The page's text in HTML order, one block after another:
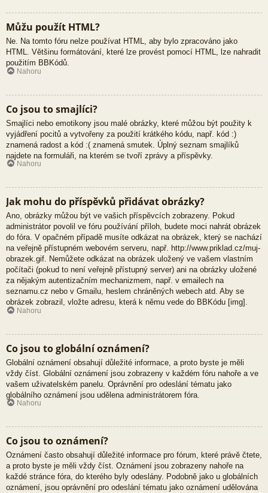
Můžu použít HTML?
Ne. Na tomto fóru nelze používat HTML, aby bylo zpracováno jako
HTML. Většinu formátování, které lze provést pomocí HTML, lze nahradit
použitím BBKódů.
Nahoru
Co jsou to smajlíci?
Smajlíci nebo emotikony jsou malé obrázky, které můžou být použity k
vyjádření pocitů a vytvořeny za použití krátkého kódu, např. kód :)
znamená radost a kód :( znamená smutek. Úplný seznam smajlíků
najdete na formuláři, na kterém se tvoří zprávy a příspěvky.
Nahoru
Jak mohu do příspěvků přidávat obrázky?
Ano, obrázky můžou být ve vašich příspěvcích zobrazeny. Pokud
administrátor povolil ve fóru používání příloh, budete moci nahrát obrázek
do fóra. V opačném případě musíte odkázat na obrázek, který se nachází
na veřejně přístupném webovém serveru, např. http://www.priklad.cz/muj-
obrazek.gif. Nemůžete odkázat na obrázek uložený ve vašem vlastním
počítači (pokud to není veřejně přístupný server) ani na obrázky uložené
za nějakým autentizačním mechanizmem, např. v emailech na
seznamu.cz nebo v Gmailu, heslem chráněných webech atd. Aby se
obrázek zobrazil, vložte adresu, která k němu vede do BBKódu [img].
Nahoru
Co jsou to globální oznámení?
Globální oznámení obsahují důležité informace, a proto byste je měli
vždy číst. Globální oznámení jsou zobrazeny v každém fóru nahoře a ve
vašem uživatelském panelu. Oprávnění pro odeslání tématu jako
globálního oznámení jsou udělena administrátorem fóra.
Nahoru
Co jsou to oznámení?
Oznámení často obsahují důležité informace pro fórum, které právě čtete,
a proto byste je měli vždy číst. Oznámení jsou zobrazeny nahoře na
každé stránce fóra, do kterého byly odeslány. Podobně jako u globálních
oznámení, jsou oprávnění pro odeslání tématu jako oznámení udělována